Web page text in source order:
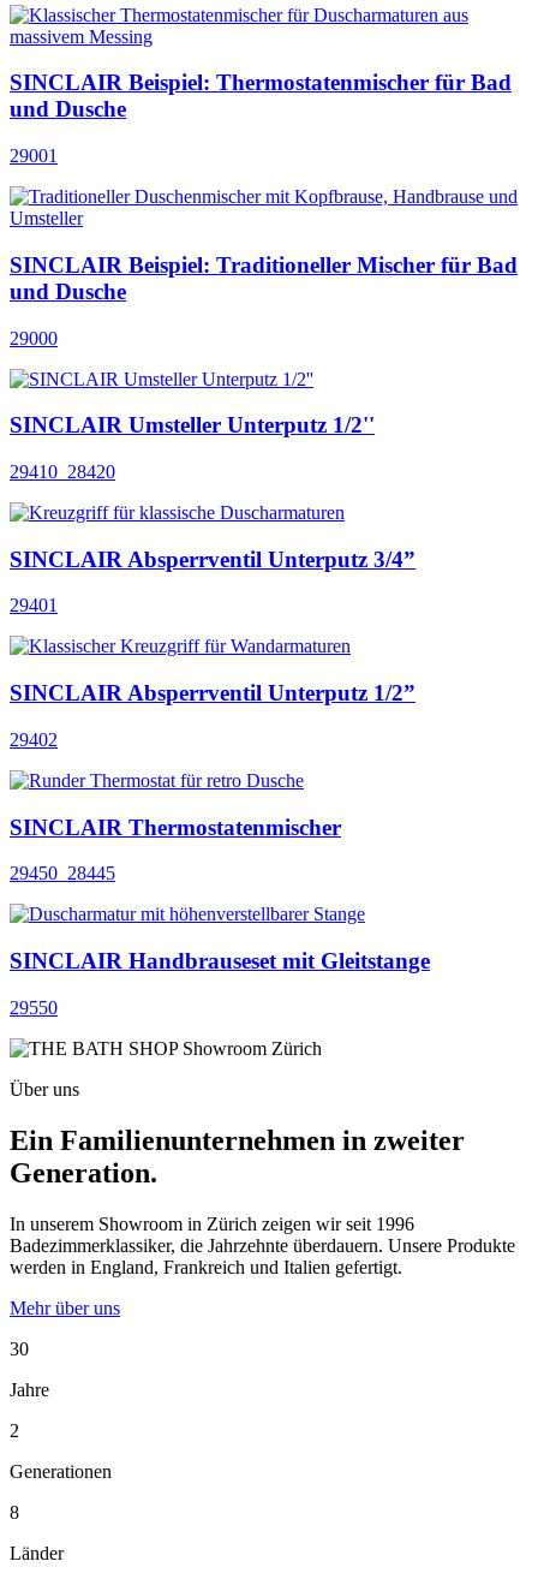
SINCLAIR Beispiel: Thermostatenmischer für Bad
und Dusche
29001
SINCLAIR Beispiel: Traditioneller Mischer für Bad
und Dusche
29000
SINCLAIR Umsteller Unterputz 1/2''
29410_28420
SINCLAIR Absperrventil Unterputz 3/4”
29401
SINCLAIR Absperrventil Unterputz 1/2”
29402
SINCLAIR Thermostatenmischer
29450_28445
SINCLAIR Handbrauseset mit Gleitstange
29550
Über uns
Ein Familienunternehmen in zweiter
Generation.
In unserem Showroom in Zürich zeigen wir seit 1996
Badezimmerklassiker, die Jahrzehnte überdauern. Unsere Produkte
werden in England, Frankreich und Italien gefertigt.
Mehr über uns
30
Jahre
2
Generationen
8
Länder